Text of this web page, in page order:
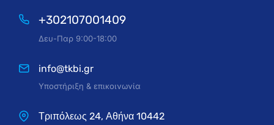
+302107001409
Δευ-Παρ 9:00-18:00
info@tkbi.gr
Υποστήριξη & επικοινωνία
Τριπόλεως 24, Αθήνα 10442